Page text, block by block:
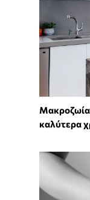
καλύτερα